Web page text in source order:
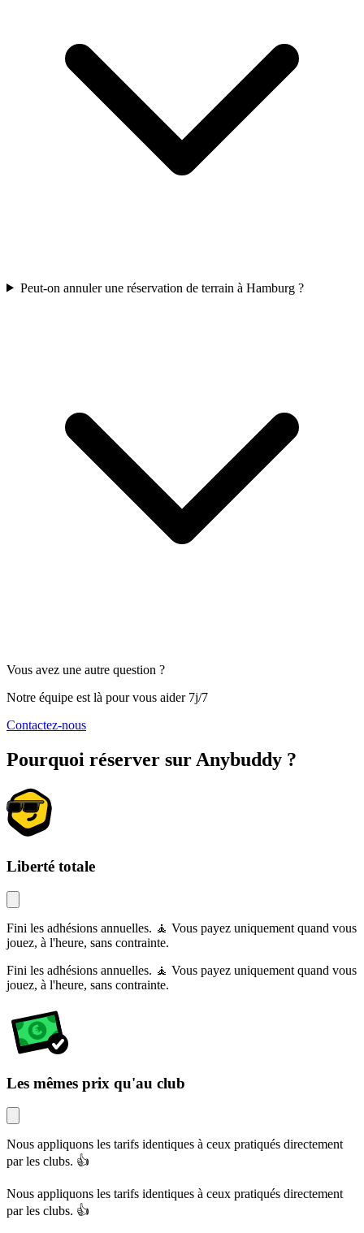
Peut-on annuler une réservation de terrain à Hamburg ?
Vous avez une autre question ?
Notre équipe est là pour vous aider 7j/7
Contactez-nous
Pourquoi réserver sur Anybuddy ?
Liberté totale
Fini les adhésions annuelles. 🧘 Vous payez uniquement quand vous
jouez, à l'heure, sans contrainte.
Fini les adhésions annuelles. 🧘 Vous payez uniquement quand vous
jouez, à l'heure, sans contrainte.
Les mêmes prix qu'au club
Nous appliquons les tarifs identiques à ceux pratiqués directement
par les clubs. 👍
Nous appliquons les tarifs identiques à ceux pratiqués directement
par les clubs. 👍